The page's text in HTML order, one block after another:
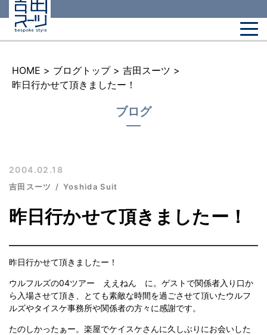
HOME > ブログトップ > 吉田スーツ >
昨日行かせて頂きましたー！
ブログ
2004.02.18
吉田スーツ Yoshida Suit
昨日行かせて頂きましたー！
昨日行かせて頂きましたー！
ウルフルズの04ツアー ええねん に。ゲストで関係者入り口か
ら入場させて頂き、とても素敵な時間を過ごさせて頂いたウルフ
ルズやタイスケ事務所や関係者の方々に感謝です。
たのしかったぁー。楽屋でケイスケさんに久しぶりにお会いした